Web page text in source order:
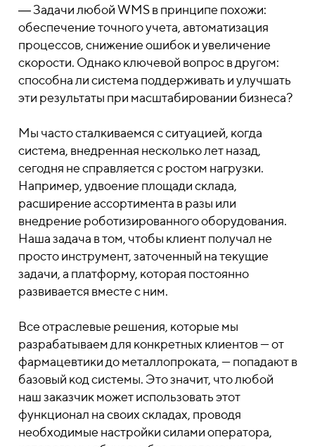
―Задачи любой WMS в принципе похожи:
обеспечение точного учета, автоматизация
процессов, снижение ошибок и увеличение
скорости. Однако ключевой вопрос в другом:
способна ли система поддерживать и улучшать
эти результаты при масштабировании бизнеса?
Мы часто сталкиваемся с ситуацией, когда
система, внедренная несколько лет назад,
сегодня не справляется с ростом нагрузки.
Например, удвоение площади склада,
расширение ассортимента в разы или
внедрение роботизированного оборудования.
Наша задача в том, чтобы клиент получал не
просто инструмент, заточенный на текущие
задачи, а платформу, которая постоянно
развивается вместе с ним.
Все отраслевые решения, которые мы
разрабатываем для конкретных клиентов — от
фармацевтики до металлопроката, — попадают в
базовый код системы. Это значит, что любой
наш заказчик может использовать этот
функционал на своих складах, проводя
необходимые настройки силами оператора,